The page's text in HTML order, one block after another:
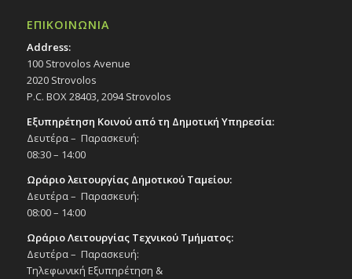
ΕΠΙΚΟΙΝΩΝΙΑ
Address:
100 Strovolos Avenue
2020 Strovolos
P.C. BOX 28403, 2094 Strovolos
Εξυπηρέτηση Κοινού από τη Δημοτική Υπηρεσία:
Δευτέρα – Παρασκευή:
08:30 – 14:00
Ωράριο λειτουργίας Δημοτικού Ταμείου:
Δευτέρα – Παρασκευή:
08:00 – 14:00
Ωράριο Λειτουργίας Τεχνικού Τμήματος:
Δευτέρα – Παρασκευή:
Τηλεφωνική Εξυπηρέτηση &